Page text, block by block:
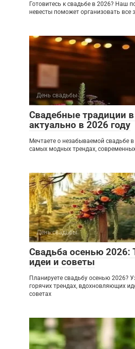
Готовитесь к свадьбе в 2026? Наш
невесты поможет организовать все
День свадьбы
Свадебные традиции
актуально в 2026 году
Мечтаете о незабываемой свадьбе
самых модных трендах,
День свадьбы
Свадьба осенью 2026:
идеи и советы
Планируете свадьбу осенью 2026?
горячих трендах, вдохновляющих
советах